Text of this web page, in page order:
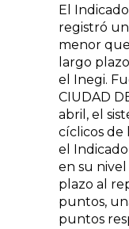
El
registró
menor
largo
el Inegi.
CIUDAD
abril, el
cíclicos de
el
en su
plazo al
puntos,
puntos